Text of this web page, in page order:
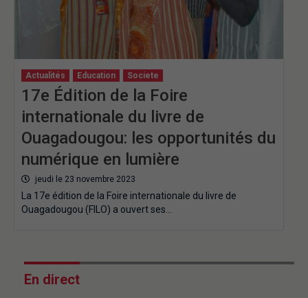
Actualités Education Societe
17e Édition de la Foire
internationale du livre de
Ouagadougou: les opportunités du
numérique en lumière
jeudi le 23 novembre 2023
La 17e édition de la Foire internationale du livre de
Ouagadougou (FILO) a ouvert ses…
En direct